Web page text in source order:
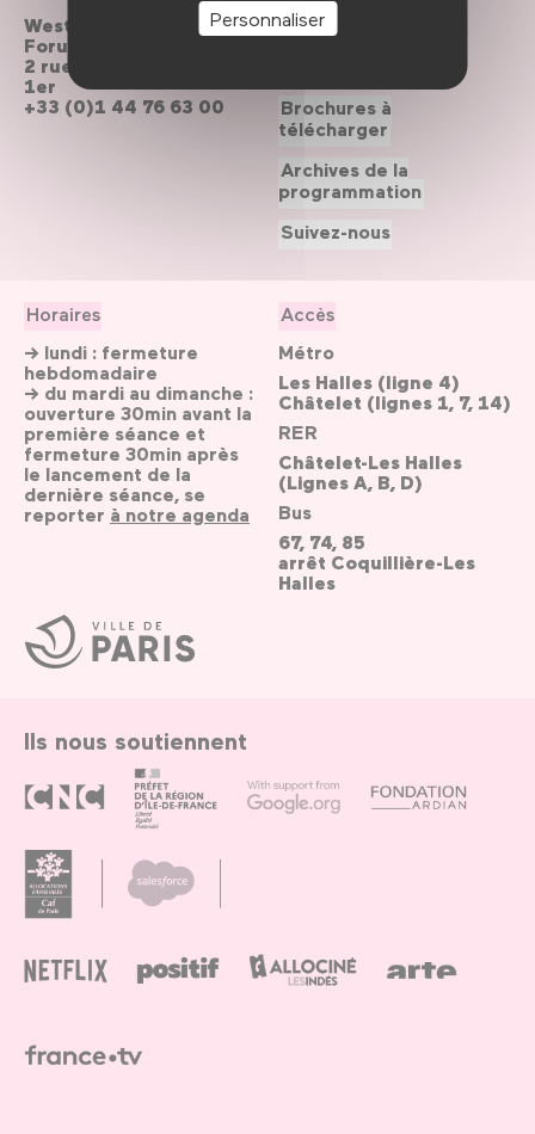
Personnaliser
Ville
de
Paris
Westfield
Forum des Halles
2 rue du cinéma, Paris
1er
+33 (0)1 44 76 63 00
Horaires
→ lundi : fermeture
hebdomadaire
→ du mardi au dimanche :
ouverture 30min avant la
première séance et
fermeture 30min après
le lancement de la
dernière séance, se
reporter à notre agenda
Accès
Métro
Les Halles (ligne 4)
Châtelet (lignes 1, 7, 14)
RER
Châtelet-Les Halles
(Lignes A, B, D)
Bus
67, 74, 85
arrêt Coquillière-Les
Halles
Contactez-nous
Brochures à
télécharger
Archives de la
programmation
Suivez-nous
Ils nous soutiennent